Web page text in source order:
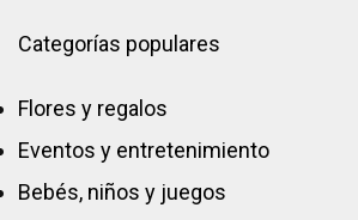
Categorías populares
Flores y regalos
Eventos y entretenimiento
Bebés, niños y juegos